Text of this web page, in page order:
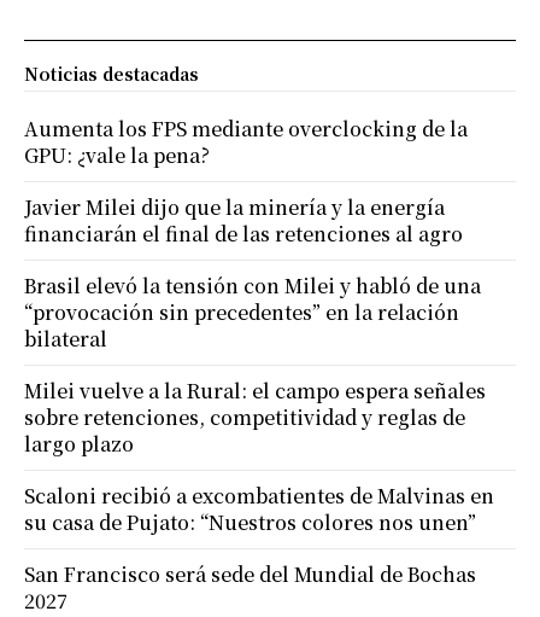
Noticias destacadas
Aumenta los FPS mediante overclocking de la
GPU: ¿vale la pena?
Javier Milei dijo que la minería y la energía
financiarán el final de las retenciones al agro
Brasil elevó la tensión con Milei y habló de una
“provocación sin precedentes” en la relación
bilateral
Milei vuelve a la Rural: el campo espera señales
sobre retenciones, competitividad y reglas de
largo plazo
Scaloni recibió a excombatientes de Malvinas en
su casa de Pujato: “Nuestros colores nos unen”
San Francisco será sede del Mundial de Bochas
2027